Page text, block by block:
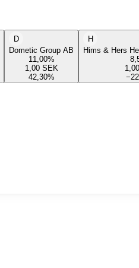
D
Dometic Group AB
11,00%
1,00 SEK
42,30%
H
Hims & Hers
1,00